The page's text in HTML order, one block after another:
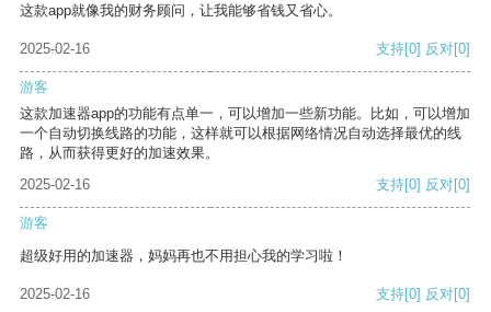
这款app就像我的财务顾问，让我能够省钱又省心。
2025-02-16 支持[0] 反对[0]
游客
这款加速器app的功能有点单一，可以增加一些新功能。比如，可以增加
一个自动切换线路的功能，这样就可以根据网络情况自动选择最优的线
路，从而获得更好的加速效果。
2025-02-16
支持[0] 反对[0]
游客
超级好用的加速器，妈妈再也不用担心我的学习啦！
2025-02-16 支持[0] 反对[0]